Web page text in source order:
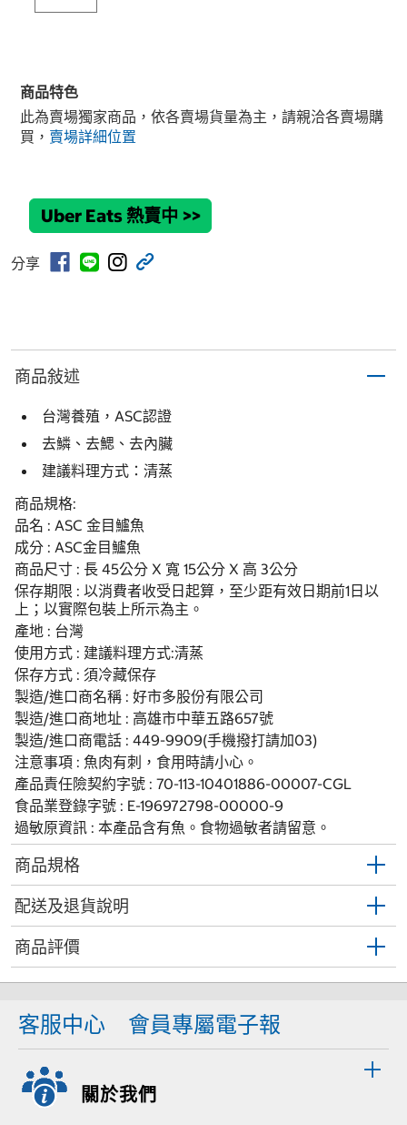
商品特色
此為賣場獨家商品，依各賣場貨量為主，請親洽各賣場購
買， 賣場詳細位置
Uber Eats 熱賣中 >>
分享
商品敍述
台灣養殖，ASC認證
去鱗、去鰓、去內臟
建議料理方式：清蒸
商品規格:
品名 : ASC 金目鱸魚
成分 : ASC金目鱸魚
商品尺寸 : 長 45公分 X 寬 15公分 X 高 3公分
保存期限 : 以消費者收受日起算，至少距有效日期前1日以
上；以實際包裝上所示為主。
產地 : 台灣
使用方式 : 建議料理方式:清蒸
保存方式 : 須冷藏保存
製造/進口商名稱 : 好市多股份有限公司
製造/進口商地址 : 高雄市中華五路657號
製造/進口商電話 : 449-9909(手機撥打請加03)
注意事項 : 魚肉有刺，食用時請小心。
產品責任險契約字號 : 70-113-10401886-00007-CGL
食品業登錄字號 : E-196972798-00000-9
過敏原資訊 : 本產品含有魚。食物過敏者請留意。
商品規格
配送及退貨說明
商品評價
客服中心 會員專屬電子報
關於我們